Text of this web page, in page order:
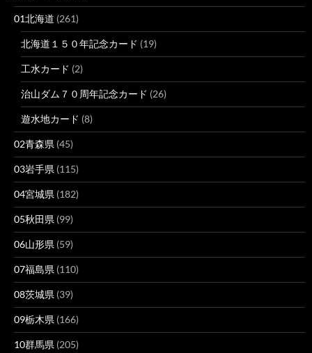
01北海道 (261)
北海道１５０年記念カード (19)
工水カード (2)
治山ダム７０周年記念カード (26)
遊水地カード (8)
02青森県 (45)
03岩手県 (115)
04宮城県 (182)
05秋田県 (99)
06山形県 (59)
07福島県 (110)
08茨城県 (39)
09栃木県 (166)
10群馬県 (205)